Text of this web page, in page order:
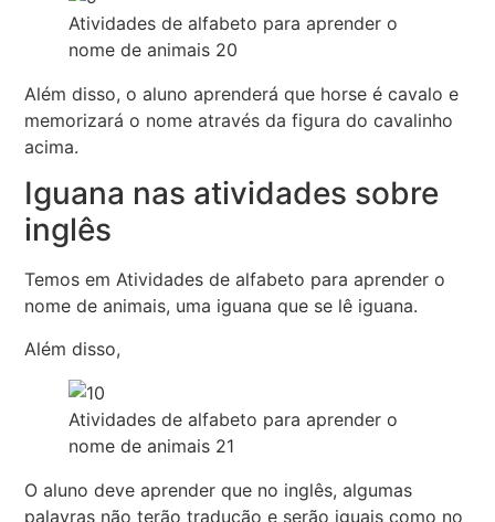
Atividades de alfabeto para aprender o
nome de animais 20
Além disso, o aluno aprenderá que horse é cavalo e
memorizará o nome através da figura do cavalinho
acima.
Iguana nas atividades sobre
inglês
Temos em Atividades de alfabeto para aprender o
nome de animais, uma iguana que se lê iguana.
Além disso,
Atividades de alfabeto para aprender o
nome de animais 21
O aluno deve aprender que no inglês, algumas
palavras não terão tradução e serão iguais como no